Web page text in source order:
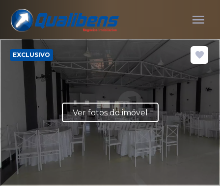
menu
EXCLUSIVO
Ver fotos do imóvel